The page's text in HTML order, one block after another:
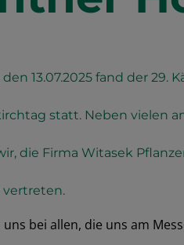
13.07.2025 fand der 29.
statt. Neben vielen
die Firma Witasek
vertreten.
bei allen, die uns am